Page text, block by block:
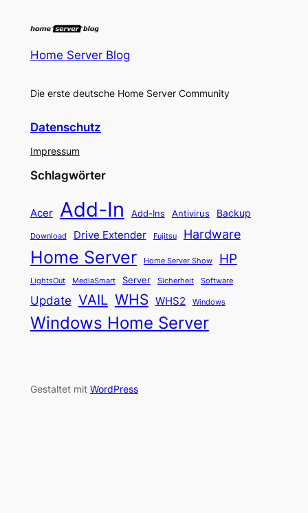
Home Server Blog
Die erste deutsche Home Server Community
Datenschutz
Impressum
Schlagwörter
Acer Add-In Add-Ins Antivirus Backup
Download Drive Extender Fujitsu Hardware
Home Server Home Server Show HP
LightsOut MediaSmart Server Sicherheit Software
Update VAIL WHS WHS2 Windows
Windows Home Server
Gestaltet mit WordPress